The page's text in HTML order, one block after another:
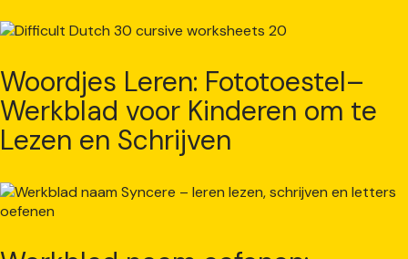
Woordjes Leren: Fototoestel–
Werkblad voor Kinderen om te
Lezen en Schrijven